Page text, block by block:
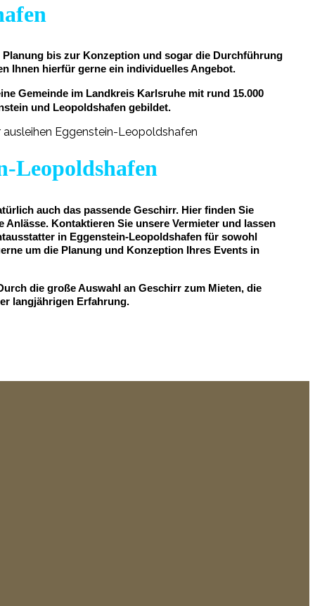
bis zur Konzeption und sogar die Durchführung
Ihnen hierfür gerne ein individuelles Angebot.
Gemeinde im Landkreis Karlsruhe mit rund 15.000
und Leopoldshafen gebildet.
Leopoldshafen
auch das passende Geschirr. Hier finden Sie
Kontaktieren Sie unsere Vermieter und lassen
in Eggenstein-Leopoldshafen für sowohl
um die Planung und Konzeption Ihres Events in
die große Auswahl an Geschirr zum Mieten, die
langjährigen Erfahrung.